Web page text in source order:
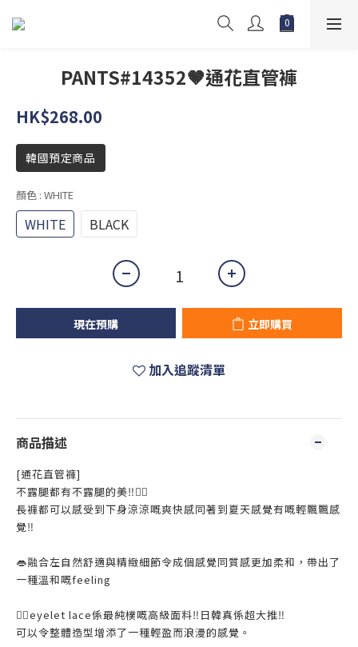
PANTS#14352🤎通花直管褲
HK$268.00
韓國預定商品
顏色 : WHITE
WHITE BLACK
現在預購 立即購買
加入追蹤清單
商品描述
[通花直管褲]
不露腿都有不露腿的美‼️☝🏻
長褲都可以感受到下身涼涼嘅爽快感同著到夏天感覺有嘅輕飄飄感
覺‼️
👄融合左自然舒適與精緻細節令成個感覺同質感更加柔和，帶出了
一種溫和嘅feeling
✍🏻eyelet lace係最純樸嘅高級面料‼️日韓真係超大推‼️
可以令整體造型增添了一種輕盈而浪漫的感覺。